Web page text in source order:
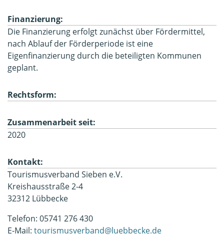
Finanzierung:
Die Finanzierung erfolgt zunächst über Fördermittel,
nach Ablauf der Förderperiode ist eine
Eigenfinanzierung durch die beteiligten Kommunen
geplant.
Rechtsform:
Zusammenarbeit seit:
2020
Kontakt:
Tourismusverband Sieben e.V.
Kreishausstraße 2-4
32312 Lübbecke
Telefon: 05741 276 430
E-Mail: tourismusverband@luebbecke.de